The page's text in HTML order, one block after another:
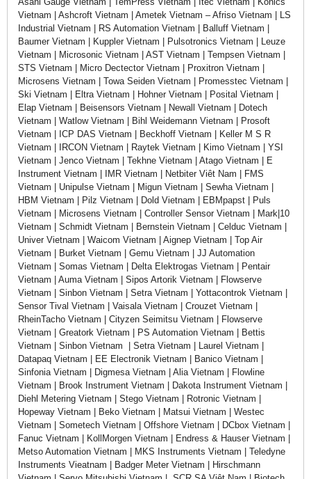
Vietnam | Ashcroft Vietnam | Ametek Vietnam – Afriso Vietnam | LS
Industrial Vietnam | RS Automation Vietnam | Balluff Vietnam |
Baumer Vietnam | Kuppler Vietnam | Pulsotronics Vietnam | Leuze
Vietnam | Microsonic Vietnam | AST Vietnam | Tempsen Vietnam |
STS Vietnam | Micro Dectector Vietnam | Proxitron Vietnam |
Microsens Vietnam | Towa Seiden Vietnam | Promesstec Vietnam |
Ski Vietnam | Eltra Vietnam | Hohner Vietnam | Posital Vietnam |
Elap Vietnam | Beisensors Vietnam | Newall Vietnam | Dotech
Vietnam | Watlow Vietnam | Bihl Weidemann Vietnam | Prosoft
Vietnam | ICP DAS Vietnam | Beckhoff Vietnam | Keller M S R
Vietnam | IRCON Vietnam | Raytek Vietnam | Kimo Vietnam | YSI
Vietnam | Jenco Vietnam | Tekhne Vietnam | Atago Vietnam | E
Instrument Vietnam | IMR Vietnam | Netbiter Viêt Nam | FMS
Vietnam | Unipulse Vietnam | Migun Vietnam | Sewha Vietnam |
HBM Vietnam | Pilz Vietnam | Dold Vietnam | EBMpapst | Puls
Vietnam | Microsens Vietnam | Controller Sensor Vietnam | Mark|10
Vietnam | Schmidt Vietnam | Bernstein Vietnam | Celduc Vietnam |
Univer Vietnam | Waicom Vietnam | Aignep Vietnam | Top Air
Vietnam | Burket Vietnam | Gemu Vietnam | JJ Automation
Vietnam | Somas Vietnam | Delta Elektrogas Vietnam | Pentair
Vietnam | Auma Vietnam | Sipos Artorik Vietnam | Flowserve
Vietnam | Sinbon Vietnam | Setra Vietnam | Yottacontrok Vietnam |
Sensor Tival Vietnam | Vaisala Vietnam | Crouzet Vietnam |
RheinTacho Vietnam | Cityzen Seimitsu Vietnam | Flowserve
Vietnam | Greatork Vietnam | PS Automation Vietnam | Bettis
Vietnam | Sinbon Vietnam | Setra Vietnam | Laurel Vietnam |
Datapaq Vietnam | EE Electronik Vietnam | Banico Vietnam |
Sinfonia Vietnam | Digmesa Vietnam | Alia Vietnam | Flowline
Vietnam | Brook Instrument Vietnam | Dakota Instrument Vietnam |
Diehl Metering Vietnam | Stego Vietnam | Rotronic Vietnam |
Hopeway Vietnam | Beko Vietnam | Matsui Vietnam | Westec
Vietnam | Sometech Vietnam | Offshore Vietnam | DCbox Vietnam |
Fanuc Vietnam | KollMorgen Vietnam | Endress & Hauser Vietnam |
Metso Automation Vietnam | MKS Instruments Vietnam | Teledyne
Instruments Vieatnam | Badger Meter Vietnam | Hirschmann